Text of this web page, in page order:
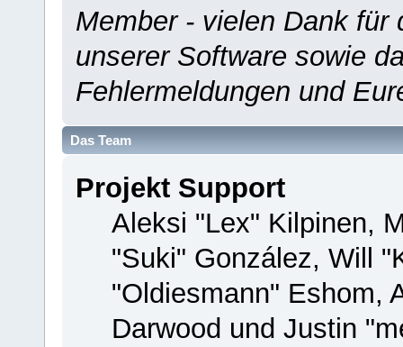
Member - vielen Dank für
unserer Software sowie
Fehlermeldungen und
Das Team
Projekt Support
Aleksi "Lex" Kilpinen,
"Suki" González, Will
"Oldiesmann" Eshom,
Darwood und Justin